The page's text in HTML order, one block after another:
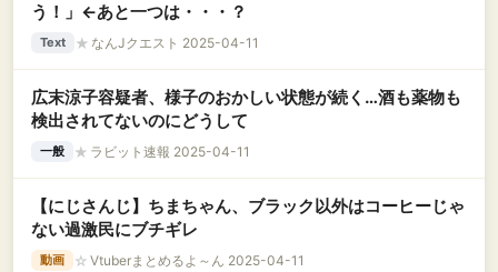
う！」←あと一つは・・・？
Text ★ なんJクエスト 2025-04-11
広末涼子容疑者、様子のおかしい状態が続く…酒も薬物も
検出されてないのにどうして
一般 ★ ラビット速報 2025-04-11
【にじさんじ】ちまちゃん、ブラック以外はコーヒーじゃ
ない過激民にブチギレ
動画 ☆ Vtuberまとめるよ～ん 2025-04-11